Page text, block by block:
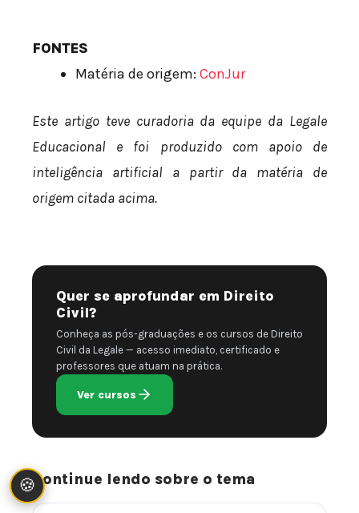
FONTES
Matéria de origem: ConJur
Este artigo teve curadoria da equipe da Legale
Educacional e foi produzido com apoio de
inteligência artificial a partir da matéria de
origem citada acima.
Quer se aprofundar em Direito
Civil?
Conheça as pós-graduações e os cursos de Direito
Civil da Legale — acesso imediato, certificado e
professores que atuam na prática.
Ver cursos
Continue lendo sobre o tema
🍪